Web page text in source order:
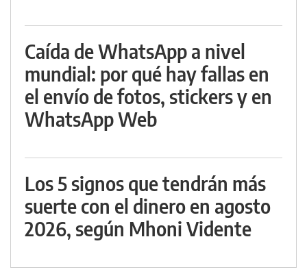
Caída de WhatsApp a nivel
mundial: por qué hay fallas en
el envío de fotos, stickers y en
WhatsApp Web
Los 5 signos que tendrán más
suerte con el dinero en agosto
2026, según Mhoni Vidente